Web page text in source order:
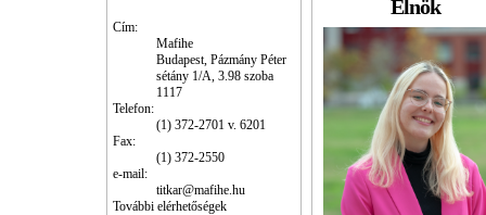
Cím:
Mafihe
Budapest, Pázmány Péter
sétány 1/A, 3.98 szoba
1117
Telefon:
(1) 372-2701 v. 6201
Fax:
(1) 372-2550
e-mail:
titkar@mafihe.hu
További elérhetőségek
Elnök